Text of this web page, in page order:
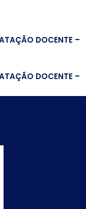
DOCENTE –
DOCENTE –